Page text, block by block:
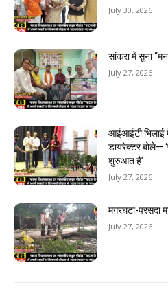
July 30, 2026
सांकरा में सुना
July 27, 2026
आईआईटी भिलाई
डायरेक्टर बोले—
शुरुआत है’
July 27, 2026
मगरघटा-परसदा
July 27, 2026